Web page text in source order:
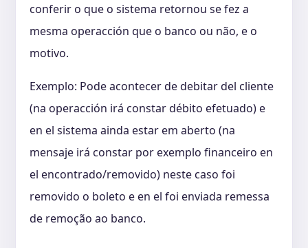
conferir o que o sistema retornou se fez a
mesma operacción que o banco ou não, e o
motivo.
Exemplo: Pode acontecer de debitar del cliente
(na operacción irá constar débito efetuado) e
en el sistema ainda estar em aberto (na
mensaje irá constar por exemplo financeiro en
el encontrado/removido) neste caso foi
removido o boleto e en el foi enviada remessa
de remoção ao banco.